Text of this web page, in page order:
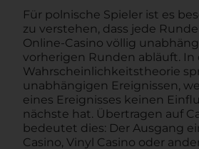
Für polnische Spieler ist es
zu verstehen, dass jede
Online‑Casino völlig
vorherigen Runden abläuft. In
Wahrscheinlichkeitstheorie
unabhängigen Ereignissen,
eines Ereignisses keinen
nächste hat. Übertragen auf
bedeutet dies: Der Ausgang
Casino, Vinyl Casino oder